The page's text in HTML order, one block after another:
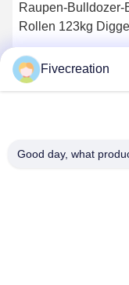
Raupen-Bulldozer-
Rollen 123kg
Track Rollers D32
tauchen gemalt auf
Fivecreation
Good day, what